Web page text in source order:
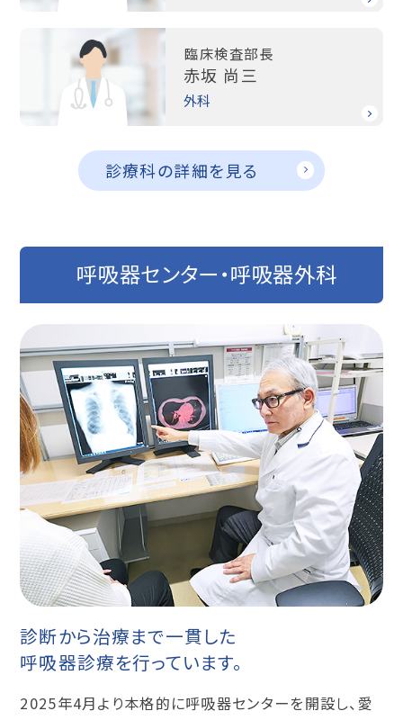
臨床検査部長
赤坂 尚三
外科
診療科の詳細を見る
呼吸器センター・呼吸器外科
診断から治療まで一貫した
呼吸器診療を行っています。
2025年4月より本格的に呼吸器センターを開設し、愛